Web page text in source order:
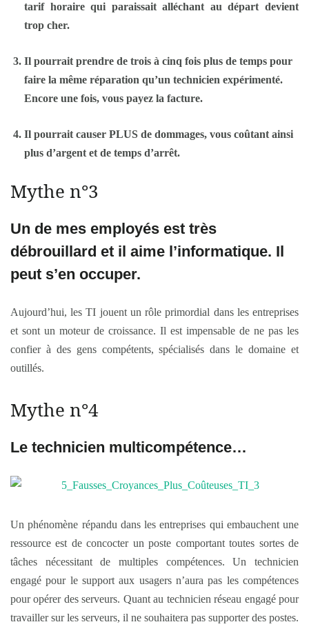
tarif horaire qui paraissait alléchant au départ devient
trop cher.
Il pourrait prendre de trois à cinq fois plus de temps pour
faire la même réparation qu’un technicien expérimenté.
Encore une fois, vous payez la facture.
Il pourrait causer PLUS de dommages, vous coûtant ainsi
plus d’argent et de temps d’arrêt.
Mythe n°3
Un de mes employés est très
débrouillard et il aime l’informatique. Il
peut s’en occuper.
Aujourd’hui, les TI jouent un rôle primordial dans les entreprises
et sont un moteur de croissance. Il est impensable de ne pas les
confier à des gens compétents, spécialisés dans le domaine et
outillés.
Mythe n°4
Le technicien multicompétence…
Un phénomène répandu dans les entreprises qui embauchent une
ressource est de concocter un poste comportant toutes sortes de
tâches nécessitant de multiples compétences. Un technicien
engagé pour le support aux usagers n’aura pas les compétences
pour opérer des serveurs. Quant au technicien réseau engagé pour
travailler sur les serveurs, il ne souhaitera pas supporter des postes.